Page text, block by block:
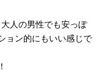
人の男性でも安っぽ
ョン的にもいい感じで